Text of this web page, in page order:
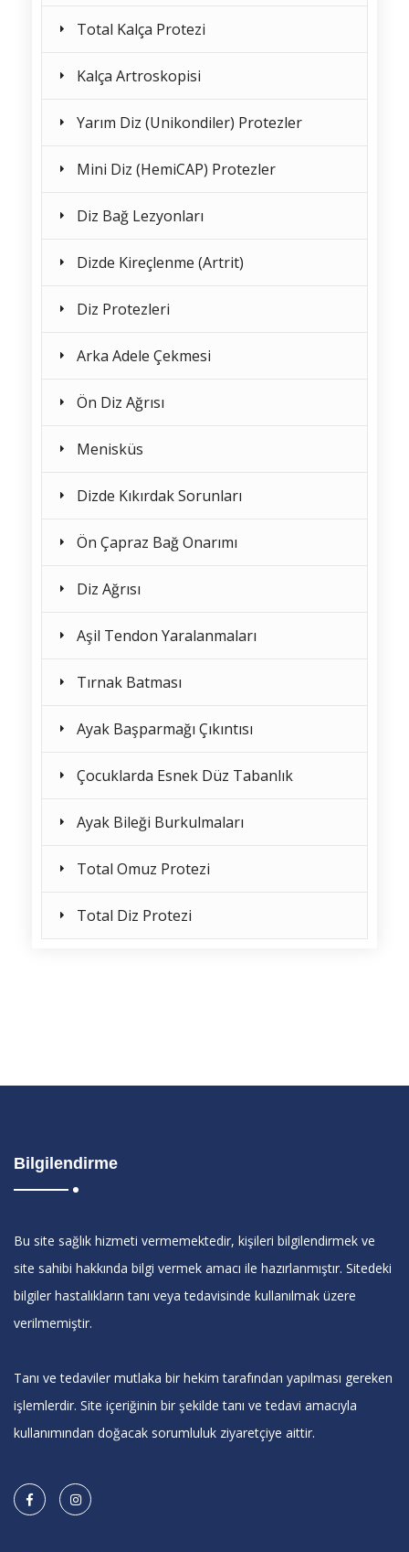
Total Kalça Protezi
Kalça Artroskopisi
Yarım Diz (Unikondiler) Protezler
Mini Diz (HemiCAP) Protezler
Diz Bağ Lezyonları
Dizde Kireçlenme (Artrit)
Diz Protezleri
Arka Adele Çekmesi
Ön Diz Ağrısı
Menisküs
Dizde Kıkırdak Sorunları
Ön Çapraz Bağ Onarımı
Diz Ağrısı
Aşil Tendon Yaralanmaları
Tırnak Batması
Ayak Başparmağı Çıkıntısı
Çocuklarda Esnek Düz Tabanlık
Ayak Bileği Burkulmaları
Total Omuz Protezi
Total Diz Protezi
Bilgilendirme
Bu site sağlık hizmeti vermemektedir, kişileri bilgilendirmek ve
site sahibi hakkında bilgi vermek amacı ile hazırlanmıştır. Sitedeki
bilgiler hastalıkların tanı veya tedavisinde kullanılmak üzere
verilmemiştir.
Tanı ve tedaviler mutlaka bir hekim tarafından yapılması gereken
işlemlerdir. Site içeriğinin bir şekilde tanı ve tedavi amacıyla
kullanımından doğacak sorumluluk ziyaretçiye aittir.